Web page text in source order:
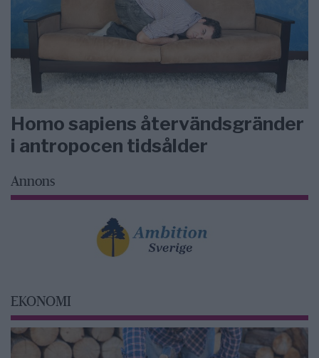
Homo sapiens återvändsgränder
i antropocen tidsålder
Annons
EKONOMI